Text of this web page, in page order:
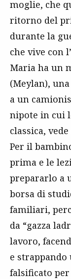
moglie, che
ritorno del
durante la
che vive con
Maria ha un
(Meylan),
a un
nipote in cui
classica,
Per il
prima e le
prepararlo a
borsa di
familiari,
da “gazza
lavoro,
e strappando
falsificato